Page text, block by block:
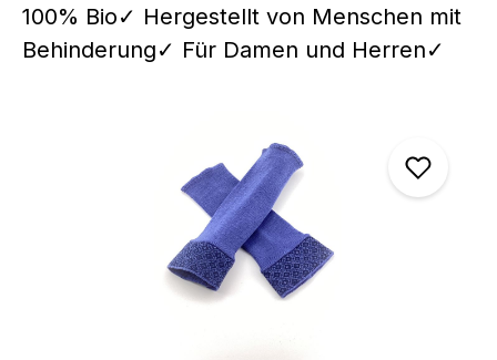
100% Bio✓ Hergestellt von Menschen mit
Behinderung✓ Für Damen und Herren✓